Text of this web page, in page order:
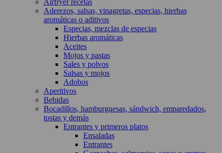
Airfryer recetas
Aderezos, salsas, vinagretas, especias, hierbas
aromáticas o aditivos
Especias, mezclas de especias
Hierbas aromáticas
Aceites
Mojos y pastas
Sales y polvos
Salsas y mojos
Adobos
Aperitivos
Bebidas
Bocadillos, hamburguesas, sándwich, emparedados,
tostas y demás
Entrantes y primeros platos
Ensaladas
Entrantes